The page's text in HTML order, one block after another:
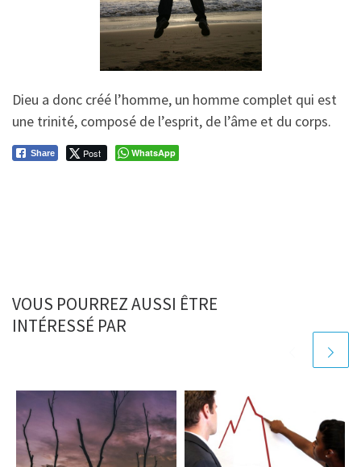
Dieu a donc créé l’homme, un homme complet qui est
une trinité, composé de l’esprit, de l’âme et du corps.
Share Post WhatsApp
VOUS POURREZ AUSSI ÊTRE
INTÉRESSÉ PAR